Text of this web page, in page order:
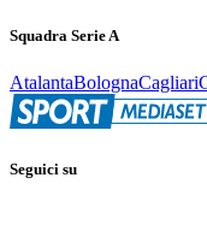
Squadra Serie A
AtalantaBolognaCagliari
Seguici su